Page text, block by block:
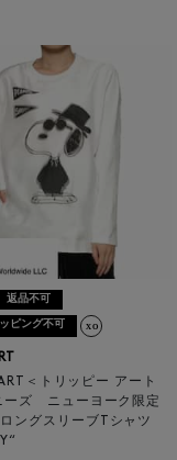
返品不可
ピング不可
＜トリッピー アート
ーズ ニューヨーク限定
ングスリーブTシャツ